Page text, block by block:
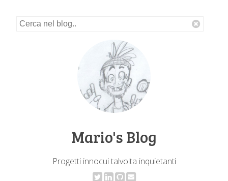
Mario's Blog
Progetti innocui talvolta inquietanti